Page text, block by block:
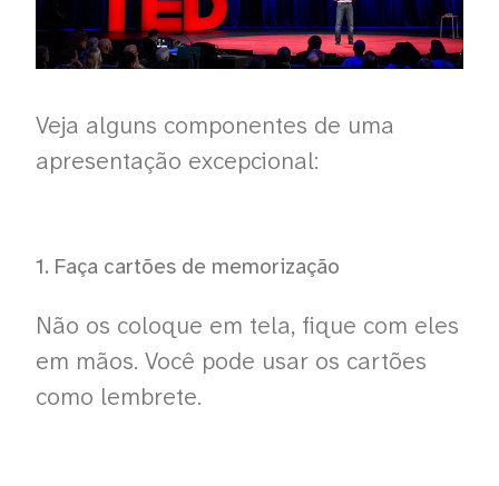
Veja alguns componentes de uma
apresentação excepcional:
1. Faça cartões de memorização
Não os coloque em tela, fique com eles
em mãos. Você pode usar os cartões
como lembrete.